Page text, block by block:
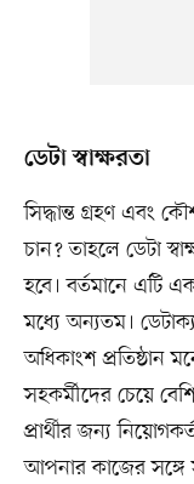
ডেটা স্বাক্ষরতা
সিদ্ধান্ত গ্রহণ এবং
চান? তাহলে ডেটা
হবে। বর্তমানে এটি
মধ্যে অন্যতম।
অধিকাংশ প্রতিষ্ঠান
সহকর্মীদের চেয়ে
প্রার্থীর জন্য
আপনার কাজের সঙ্গে